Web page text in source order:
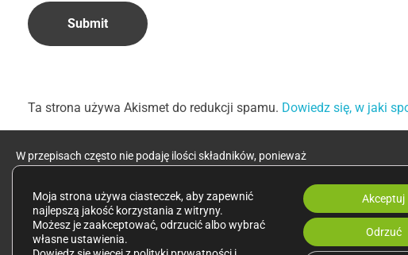
Ta strona używa Akismet do redukcji spamu. Dowiedz się, w jaki
W przepisach często nie podaję ilości składników, ponieważ
Zalecenia dotyczące zdrowego odżywiania kieruję do zdrowych
osób dorosłych o przeciętnej aktywności fizycznej.
Moja strona używa ciasteczek, aby zapewnić
najlepszą jakość korzystania z witryny.
Możesz je zaakceptować, odrzucić albo wybrać
własne ustawienia.
Akceptuj
Odrzuć